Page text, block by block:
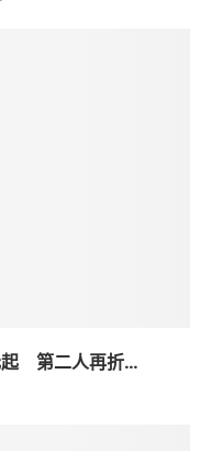
第二人再折...